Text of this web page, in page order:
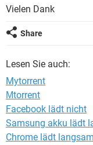
Vielen Dank
Share
Lesen Sie auch:
Mytorrent
Μtorrent
Facebook lädt nicht
Samsung akku lädt
Chrome lädt langsam